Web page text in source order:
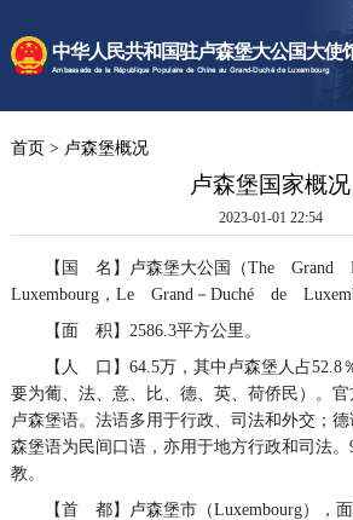
中华人民共和国驻卢森堡大公国大使
Ambassade de la République Populaire de Chine au Grand-Duché de Luxembourg
使馆速递
卢森堡概况
首页 > 卢森堡概况
卢森堡国家概况
2023-01-01 22:54
【国 名】卢森堡大公国（The
Luxembourg，Le Grand－Duché de
【面 积】2586.3平方公里。
【人 口】64.5万，其中卢森堡人占52.8
要为葡、法、意、比、德、英、荷侨民）。
卢森堡语。法语多用于行政、司法和外交；
森堡语为民间口语，亦用于地方行政和司法
教。
【首 都】卢森堡市（Luxembourg），